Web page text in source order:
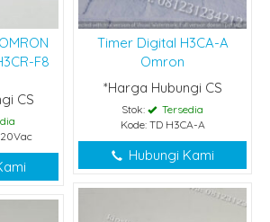
F8
CS
Timer Digital H3CA-A
Omron
*Harga Hubungi CS
Stok:
Tersedia
Kode: TD H3CA-A
Hubungi Kami